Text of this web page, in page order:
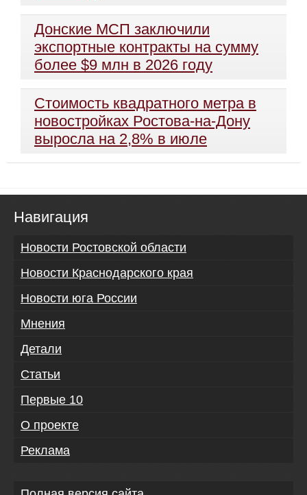
Донские МСП заключили
экспортные контракты на сумму
более $9 млн в 2026 году
Стоимость квадратного метра в
новостройках Ростова-на-Дону
выросла на 2,8% в июле
Навигация
Новости Ростовской области
Новости Краснодарского края
Новости юга России
Мнения
Детали
Статьи
Первые 10
О проекте
Реклама